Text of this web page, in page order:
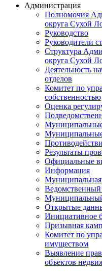
Администрация
Полномочия
округа Сухой
Руководство
Руководители
Структура
округа Сухой
Деятельность
отделов
Комитет по
собственностью
Оценка
Результаты
Официальные
Информация
Ведомственный
Открытые
Инициативное
Призывная
Комитет по
имуществом
Выявление
объектов